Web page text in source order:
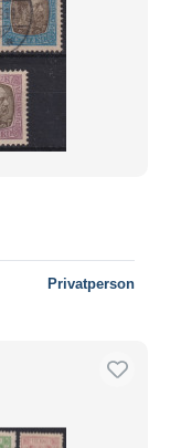
Privatperson